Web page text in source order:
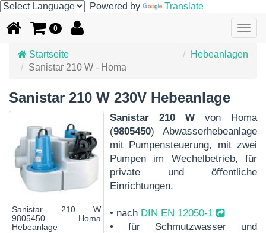
Powered by Translate
0
Startseite
Hebeanlagen
Sanistar 210 W - Homa
Sanistar 210 W 230V Hebeanlage
Sanistar 210 W
9805450 Homa
Hebeanlage
Sanistar 210 W von Homa
(9805450) Abwasserhebeanlage
mit Pumpensteuerung, mit zwei
Pumpen im Wechelbetrieb, für
private und öffentliche
Einrichtungen.
• nach DIN EN 12050-1
• für Schmutzwasser und